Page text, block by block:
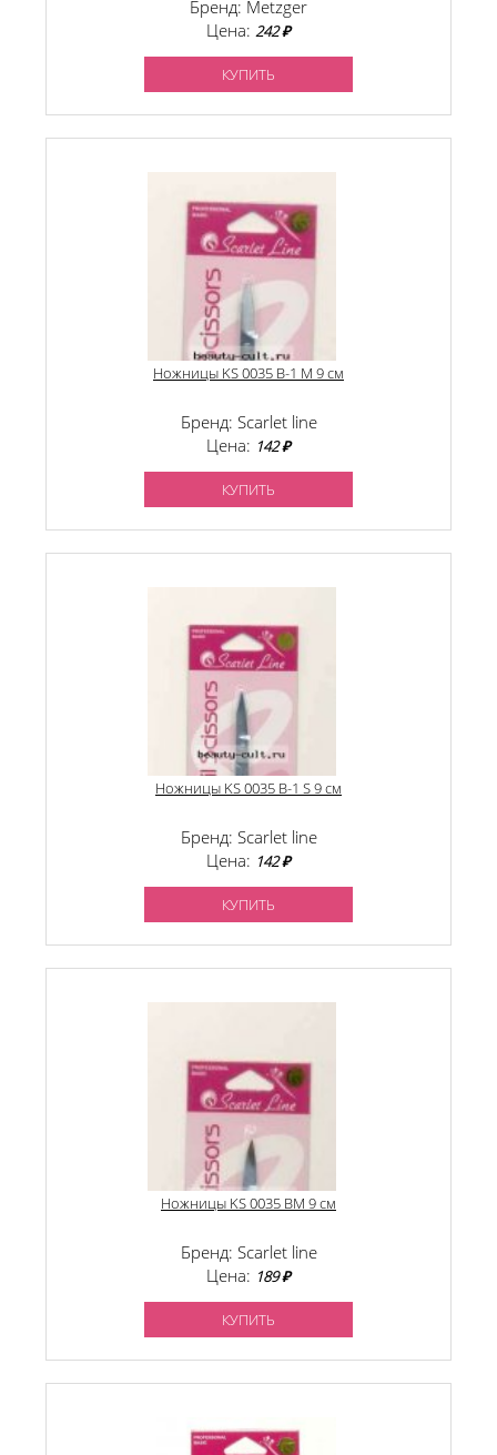
Бренд: Metzger
Цена: 242 ₽
КУПИТЬ
Ножницы KS 0035 B-1 M 9 см
Бренд: Scarlet line
Цена: 142 ₽
КУПИТЬ
Ножницы KS 0035 B-1 S 9 см
Бренд: Scarlet line
Цена: 142 ₽
КУПИТЬ
Ножницы KS 0035 BM 9 см
Бренд: Scarlet line
Цена: 189 ₽
КУПИТЬ